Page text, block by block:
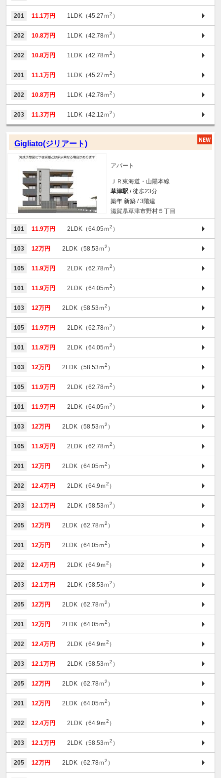
201 11.1万円 1LDK（45.27ｍ2 ）
202 10.8万円 1LDK（42.78ｍ2 ）
202 10.8万円 1LDK（42.78ｍ2 ）
201 11.1万円 1LDK（45.27ｍ2 ）
202 10.8万円 1LDK（42.78ｍ2 ）
203 11.3万円 1LDK（42.12ｍ2 ）
Gigliato(ジリアート)
アパート
ＪＲ東海道・山陽本線
草津駅 / 徒歩23分
築年 新築 / 3階建
滋賀県草津市野村５丁目
101 11.9万円 2LDK（64.05ｍ2 ）
103 12万円 2LDK（58.53ｍ2 ）
105 11.9万円 2LDK（62.78ｍ2 ）
101 11.9万円 2LDK（64.05ｍ2 ）
103 12万円 2LDK（58.53ｍ2 ）
105 11.9万円 2LDK（62.78ｍ2 ）
101 11.9万円 2LDK（64.05ｍ2 ）
103 12万円 2LDK（58.53ｍ2 ）
105 11.9万円 2LDK（62.78ｍ2 ）
101 11.9万円 2LDK（64.05ｍ2 ）
103 12万円 2LDK（58.53ｍ2 ）
105 11.9万円 2LDK（62.78ｍ2 ）
201 12万円 2LDK（64.05ｍ2 ）
202 12.4万円 2LDK（64.9ｍ2 ）
203 12.1万円 2LDK（58.53ｍ2 ）
205 12万円 2LDK（62.78ｍ2 ）
201 12万円 2LDK（64.05ｍ2 ）
202 12.4万円 2LDK（64.9ｍ2 ）
203 12.1万円 2LDK（58.53ｍ2 ）
205 12万円 2LDK（62.78ｍ2 ）
201 12万円 2LDK（64.05ｍ2 ）
202 12.4万円 2LDK（64.9ｍ2 ）
203 12.1万円 2LDK（58.53ｍ2 ）
205 12万円 2LDK（62.78ｍ2 ）
201 12万円 2LDK（64.05ｍ2 ）
202 12.4万円 2LDK（64.9ｍ2 ）
203 12.1万円 2LDK（58.53ｍ2 ）
205 12万円 2LDK（62.78ｍ2 ）